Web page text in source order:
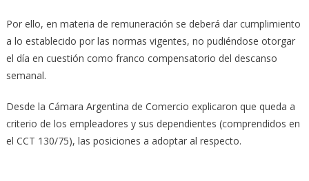
Por ello, en materia de remuneración se deberá dar cumplimiento
a lo establecido por las normas vigentes, no pudiéndose otorgar
el día en cuestión como franco compensatorio del descanso
semanal.
Desde la Cámara Argentina de Comercio explicaron que queda a
criterio de los empleadores y sus dependientes (comprendidos en
el CCT 130/75), las posiciones a adoptar al respecto.